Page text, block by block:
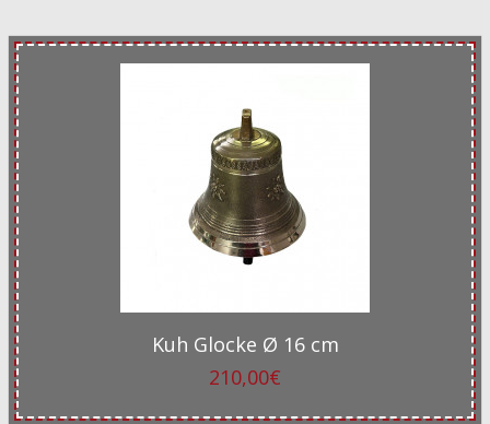
Kuh Glocke Ø 16 cm
210,00€